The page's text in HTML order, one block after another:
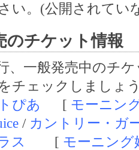
い。(公開されてい
のチケット情報
、一般発売中のチ
チェックしましょ
ぴあ
[ モーニン
/ カントリー・ガ
ス
[ モーニング